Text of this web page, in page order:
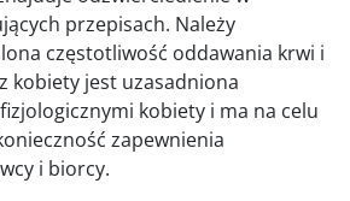
przepisach. Należy
częstotliwość oddawania krwi i
kobiety jest uzasadniona
kobiety i ma na celu
zapewnienia
i biorcy.